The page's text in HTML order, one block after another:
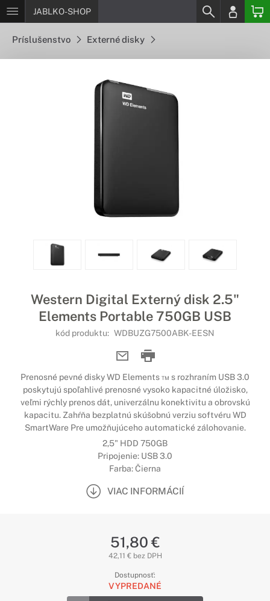
JABLKO-SHOP
Príslušenstvo Externé disky
Western Digital Externý disk 2.5"
Elements Portable 750GB USB
kód produktu: WDBUZG7500ABK-EESN
Prenosné pevné disky WD Elements ™ s rozhraním USB 3.0
poskytujú spoľahlivé prenosné vysoko kapacitné úložisko,
veľmi rýchly prenos dát, univerzálnu konektivitu a obrovskú
kapacitu. Zahŕňa bezplatnú skúšobnú verziu softvéru WD
SmartWare Pre umožňujúceho automatické zálohovanie.
2,5" HDD 750GB
Pripojenie: USB 3.0
Farba: Čierna
VIAC INFORMÁCIÍ
51,80 €
42,11 € bez DPH
Dostupnosť:
VYPREDANÉ